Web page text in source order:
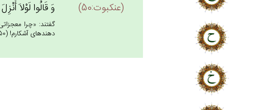
(عنكبوت:50) وَ قَالُوا لَوْلاَ
گفتند: «چرا
دهنده‏اى آشكارم! (50)